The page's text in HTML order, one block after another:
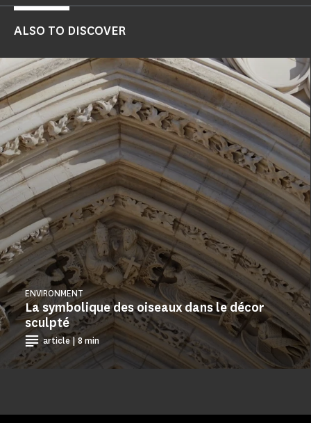
ALSO TO DISCOVER
La symbolique des oiseaux dans le décor
sculpté
ENVIRONMENT
article | 8 min